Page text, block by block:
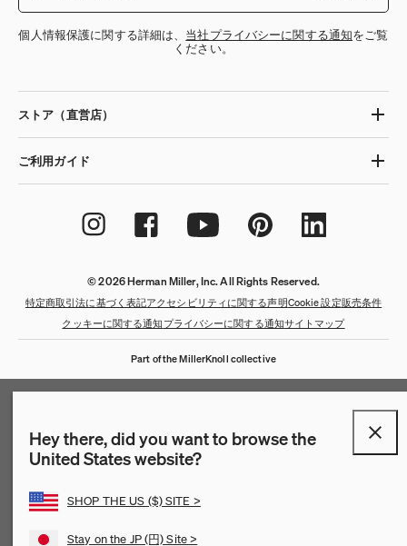
個人情報保護に関する詳細は、 当社プライバシーに関する通知をご覧
ください。
ストア（直営店）
ご利用ガイド
© 2026 Herman Miller, Inc. All Rights Reserved.
特定商取引法に基づく表記アクセシビリティに関する声明
販売条件
クッキーに関する通知 プライバシーに関する通知サイトマップ
Cookie 設定
Part of the MillerKnoll collective
Hey there, did you want to browse the
United States website?
SHOP THE US ($) SITE >
Stay on the JP (円) Site >